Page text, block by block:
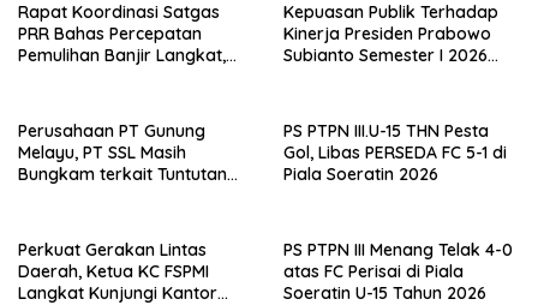
Rapat Koordinasi Satgas
PRR Bahas Percepatan
Pemulihan Banjir Langkat,
Kepuasan Publik Terhadap
Kinerja Presiden Prabowo
Subianto Semester I 2026
Perusahaan PT Gunung
Melayu, PT SSL Masih
Bungkam terkait Tuntutan
Sudah Dilayangkan
PS PTPN III.U-15 THN Pesta
Gol, Libas PERSEDA FC 5-1 di
Piala Soeratin 2026
Perkuat Gerakan Lintas
Daerah, Ketua KC FSPMI
Langkat Kunjungi Kantor
PS PTPN III Menang Telak 4-0
atas FC Perisai di Piala
Soeratin U-15 Tahun 2026